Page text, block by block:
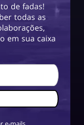
de fadas!
todas as
em sua caixa